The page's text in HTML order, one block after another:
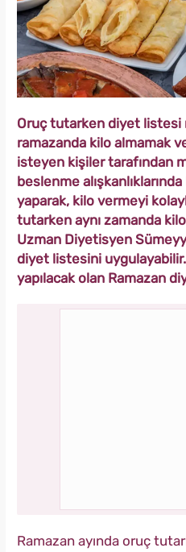
Oruç tutarken diyet listesi
ramazanda kilo almamak
isteyen kişiler tarafından
beslenme
yaparak, kilo vermeyi
tutarken aynı zamanda
Uzman Diyetisyen
diyet listesini
yapılacak olan Ramazan
Ramazan ayında oruç